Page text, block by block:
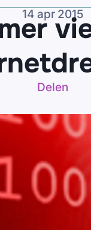
14 apr 2015
Delen